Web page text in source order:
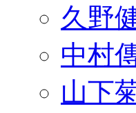
久野
中村
山下